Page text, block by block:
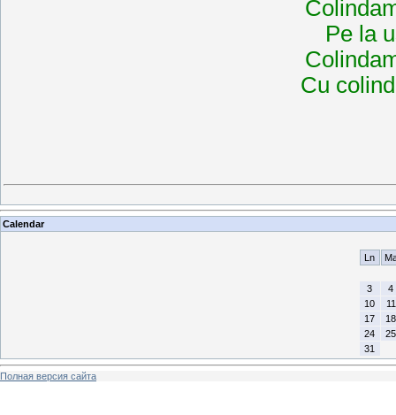
Pe la
Cu
Calendar
Ln
3
4
10
11
17
18
24
25
31
Полная версия сайта